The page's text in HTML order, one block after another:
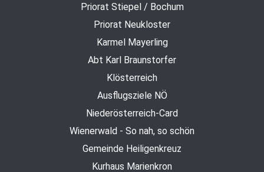
Priorat Stiepel / Bochum
Priorat Neukloster
Karmel Mayerling
Abt Karl Braunstorfer
Klösterreich
Ausflugsziele NÖ
Niederösterreich-Card
Wienerwald - So nah, so schön
Gemeinde Heiligenkreuz
Kurhaus Marienkron